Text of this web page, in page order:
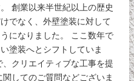
創業以来半世紀以上の歴史
でなく、外壁塗装に対して
になりました。 ここ数年で
塗装へとシフトしていま
クリエイティブな工事を提
してのご質問などございま